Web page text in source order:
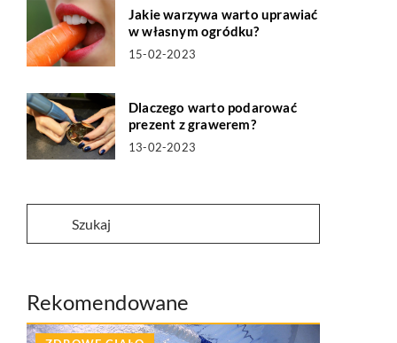
Jakie warzywa warto uprawiać
w własnym ogródku?
15-02-2023
Dlaczego warto podarować
prezent z grawerem?
13-02-2023
Rekomendowane